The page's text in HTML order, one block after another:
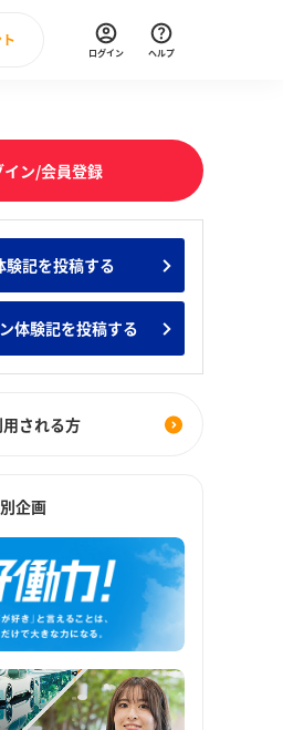
みんなのインターン人気企業ランキ
直近のイベント一覧
ログイン ヘルプ
イン/会員登録
験記を投稿する
体験記を投稿する
される方
企画